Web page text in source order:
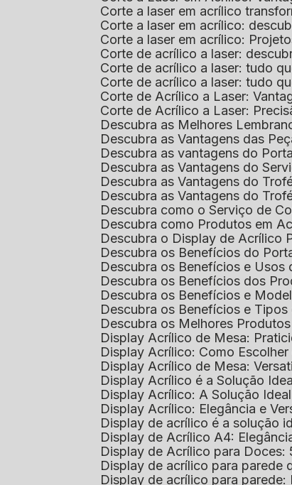
Corte a laser em acrílico
Corte a laser em acrílico:
Corte a laser em acrílico:
Corte de acrílico a laser:
Corte de acrílico a laser: tudo
Corte de acrílico a laser: tudo
Corte de Acrílico a Laser:
Corte de Acrílico a Laser:
Descubra as Melhores
Descubra as Vantagens das
Descubra as vantagens do
Descubra as Vantagens do
Descubra as Vantagens do
Descubra as Vantagens do
Descubra como o Serviço de
Descubra como Produtos em
Descubra o Display de Acrílico
Descubra os Benefícios do
Descubra os Benefícios e
Descubra os Benefícios dos
Descubra os Benefícios e
Descubra os Benefícios e
Descubra os Melhores
Display Acrílico de Mesa:
Display Acrílico: Como
Display Acrílico de Mesa:
Display Acrílico é a Solução
Display Acrílico: A Solução
Display Acrílico: Elegância e
Display de acrílico é a
Display de Acrílico A4:
Display de Acrílico para
Display de acrílico para
Display de acrílico para